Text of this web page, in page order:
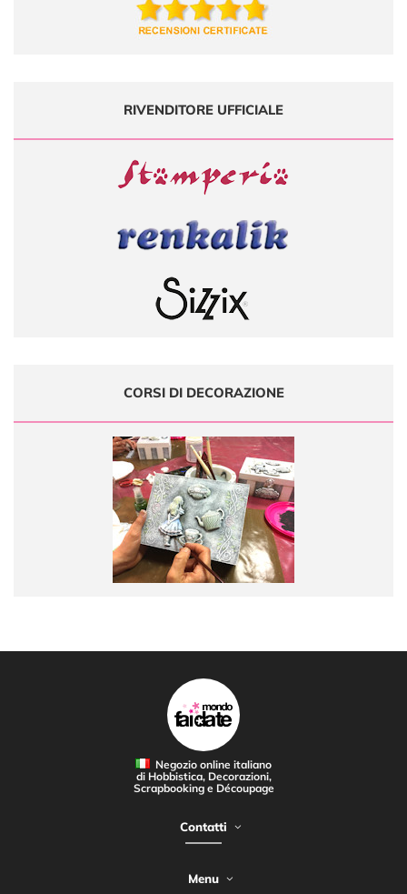
RIVENDITORE UFFICIALE
CORSI DI DECORAZIONE
Negozio online italiano
di Hobbistica, Decorazioni,
Scrapbooking e Découpage
Contatti
Menu